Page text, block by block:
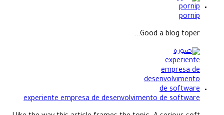
pornip
Good a blog toper...
experiente empresa de desenvolvimento de software